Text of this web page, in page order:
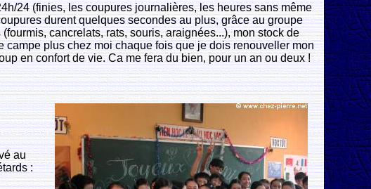
24 (finies, les coupures journalières, les heures sans même
durent quelques secondes au plus, grâce au groupe
cancrelats, rats, souris, araignées...), mon stock de
plus chez moi chaque fois que je dois renouveller mon
en confort de vie. Ca me fera du bien, pour un an ou deux !
au
: